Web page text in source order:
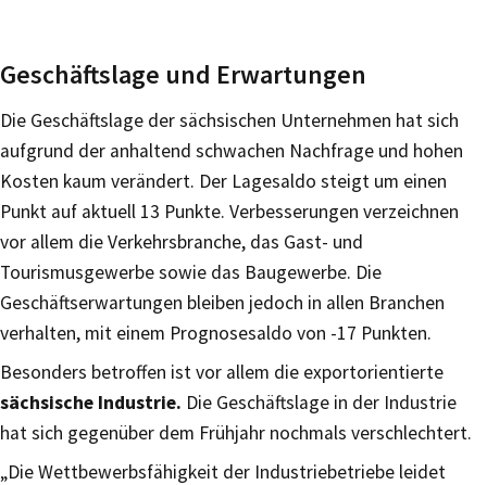
Geschäftslage und Erwartungen
Die Geschäftslage der sächsischen Unternehmen hat sich
aufgrund der anhaltend schwachen Nachfrage und hohen
Kosten kaum verändert. Der Lagesaldo steigt um einen
Punkt auf aktuell 13 Punkte. Verbesserungen verzeichnen
vor allem die Verkehrsbranche, das Gast- und
Tourismusgewerbe sowie das Baugewerbe. Die
Geschäftserwartungen bleiben jedoch in allen Branchen
verhalten, mit einem Prognosesaldo von -17 Punkten.
Besonders betroffen ist vor allem die exportorientierte
sächsische Industrie. Die Geschäftslage in der Industrie
hat sich gegenüber dem Frühjahr nochmals verschlechtert.
„Die Wettbewerbsfähigkeit der Industriebetriebe leidet